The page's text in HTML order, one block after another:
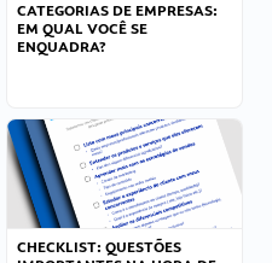
CATEGORIAS DE EMPRESAS:
EM QUAL VOCÊ SE
ENQUADRA?
CHECKLIST: QUESTÕES